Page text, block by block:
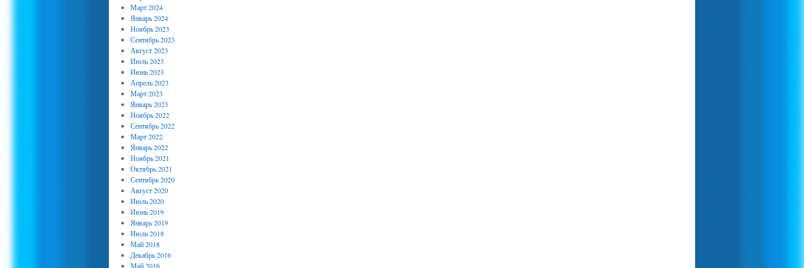
Март 2024
Январь 2024
Ноябрь 2023
Сентябрь 2023
Август 2023
Июль 2023
Июнь 2023
Апрель 2023
Март 2023
Январь 2023
Ноябрь 2022
Сентябрь 2022
Март 2022
Январь 2022
Ноябрь 2021
Октябрь 2021
Сентябрь 2020
Август 2020
Июль 2020
Июнь 2019
Январь 2019
Июль 2018
Май 2018
Декабрь 2016
Май 2016